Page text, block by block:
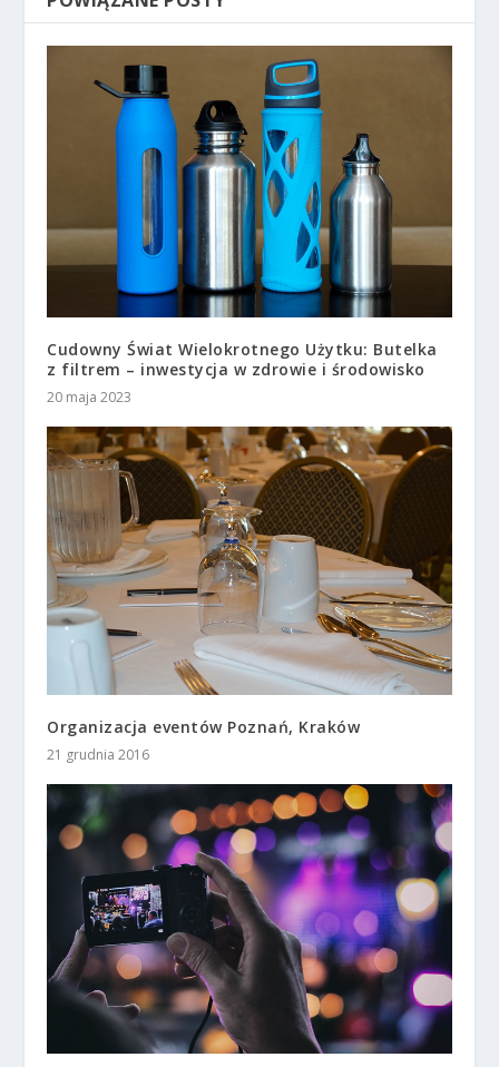
Cudowny Świat Wielokrotnego Użytku: Butelka
z filtrem – inwestycja w zdrowie i środowisko
20 maja 2023
Organizacja eventów Poznań, Kraków
21 grudnia 2016